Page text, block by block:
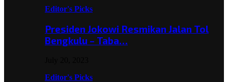
Editor's Picks
Presiden Jokowi Resmikan Jalan Tol
Bengkulu – Taba…
Editor's Picks